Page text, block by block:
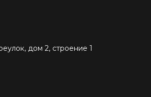
дом 2, строение 1